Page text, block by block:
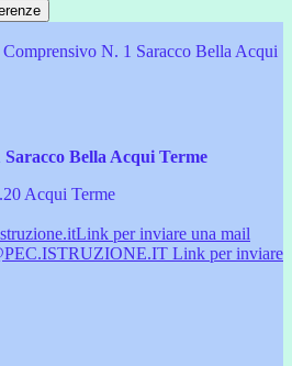
N. 1 Saracco Bella Acqui
Bella Acqui Terme
Acqui Terme
Link per inviare una mail
Link per inviare